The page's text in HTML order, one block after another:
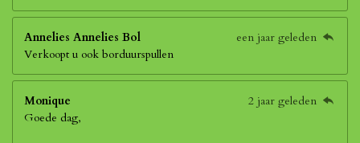
Annelies Annelies Bol
een jaar geleden
Verkoopt u ook borduurspullen
Monique
2 jaar geleden
Goede dag,